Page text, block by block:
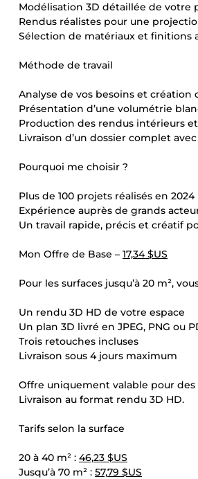
Modélisation 3D détaillée de votre
Rendus réalistes pour une
Sélection de matériaux et finitions
Méthode de travail
Analyse de vos besoins et création
Présentation d’une volumétrie
Production des rendus intérieurs
Livraison d’un dossier complet
Pourquoi me choisir ?
Plus de 100 projets réalisés en 2024
Expérience auprès de grands
Un travail rapide, précis et créatif
Mon Offre de Base – 17,34 $US
Pour les surfaces jusqu’à 20 m²,
Un rendu 3D HD de votre espace
Un plan 3D livré en JPEG, PNG ou
Trois retouches incluses
Livraison sous 4 jours maximum
Offre uniquement valable pour des
Livraison au format rendu 3D HD.
Tarifs selon la surface
20 à 40 m² : 46,23 $US
Jusqu’à 70 m² : 57,79 $US